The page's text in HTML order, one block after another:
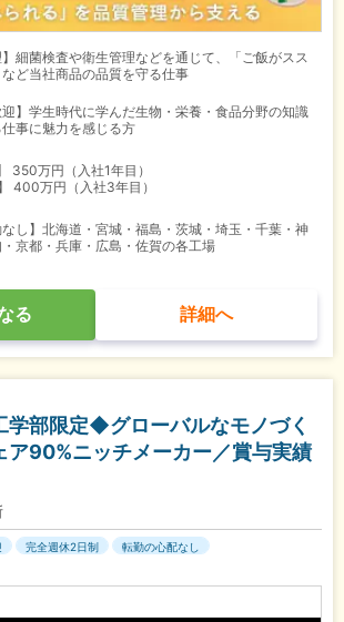
】細菌検査や衛生管理などを通じて、「ご飯がスス
ど当社商品の品質を守る仕事
迎】学生時代に学んだ生物・栄養・食品分野の知識
事に魅力を感じる方
350万円（入社1年目）
400万円（入社3年目）
なし】北海道・宮城・福島・茨城・埼玉・千葉・神
京都・兵庫・広島・佐賀の各工場
る 詳細へ
学部限定◆グローバルなモノづく
ア90%ニッチメーカー／賞与実績
完全週休2日制 転勤の心配なし